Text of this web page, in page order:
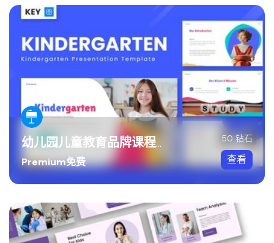
幼儿园儿童教育品牌课程Keynote模板
Premium免费
50 钻石
查看